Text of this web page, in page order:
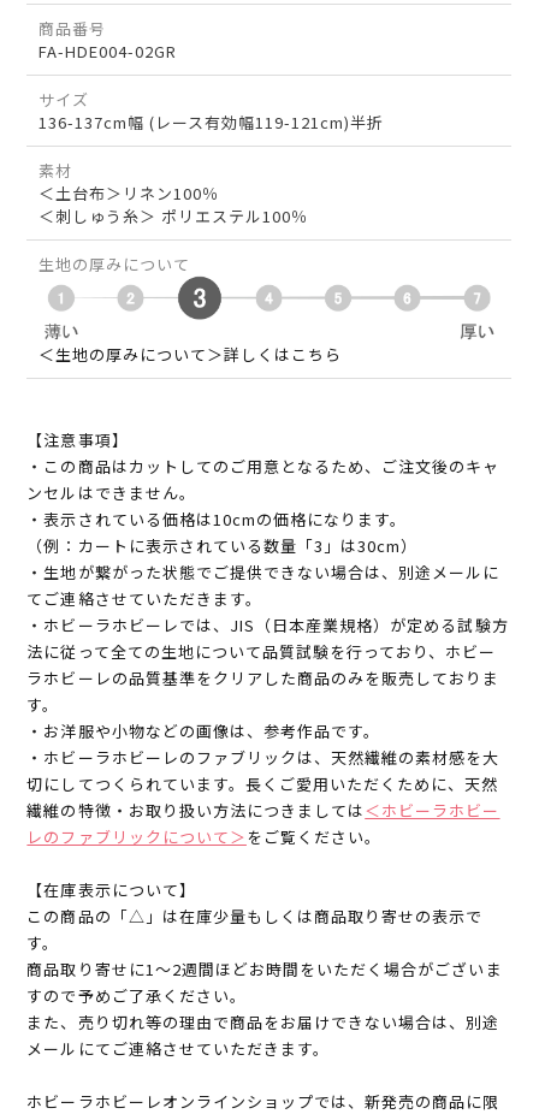
商品番号
FA-HDE004-02GR
サイズ
136-137cm幅 (レース有効幅119-121cm)半折
素材
＜土台布＞リネン100％
＜刺しゅう糸＞ ポリエステル100％
生地の厚みについて
＜生地の厚みについて＞詳しくはこちら
【注意事項】
・この商品はカットしてのご用意となるため、ご注文後のキャ
ンセルはできません。
・表示されている価格は10cmの価格になります。
（例：カートに表示されている数量「3」は30cm）
・生地が繋がった状態でご提供できない場合は、別途メールに
てご連絡させていただきます。
・ホビーラホビーレでは、JIS（日本産業規格）が定める試験方
法に従って全ての生地について品質試験を行っており、ホビー
ラホビーレの品質基準をクリアした商品のみを販売しておりま
す。
・お洋服や小物などの画像は、参考作品です。
・ホビーラホビーレのファブリックは、天然繊維の素材感を大
切にしてつくられています。長くご愛用いただくために、天然
繊維の特徴・お取り扱い方法につきましては＜ホビーラホビー
レのファブリックについて＞ をご覧ください。
【在庫表示について】
この商品の「△」は在庫少量もしくは商品取り寄せの表示で
す。
商品取り寄せに1～2週間ほどお時間をいただく場合がございま
すので予めご了承ください。
また、売り切れ等の理由で商品をお届けできない場合は、別途
メールにてご連絡させていただきます。
ホビーラホビーレオンラインショップでは、新発売の商品に限